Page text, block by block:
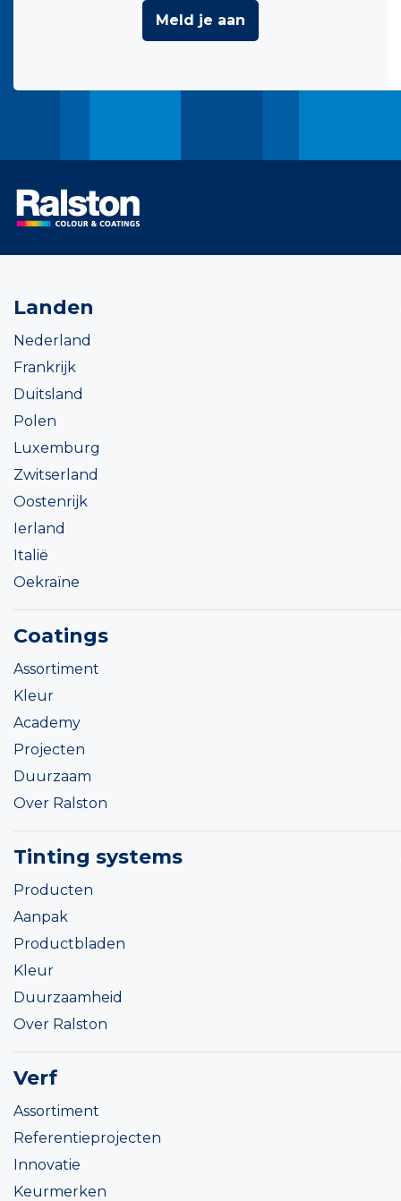
Meld je aan
Landen
Nederland
Frankrijk
Duitsland
Polen
Luxemburg
Zwitserland
Oostenrijk
Ierland
Italië
Oekraïne
Coatings
Assortiment
Kleur
Academy
Projecten
Duurzaam
Over Ralston
Tinting systems
Producten
Aanpak
Productbladen
Kleur
Duurzaamheid
Over Ralston
Verf
Assortiment
Referentieprojecten
Innovatie
Keurmerken